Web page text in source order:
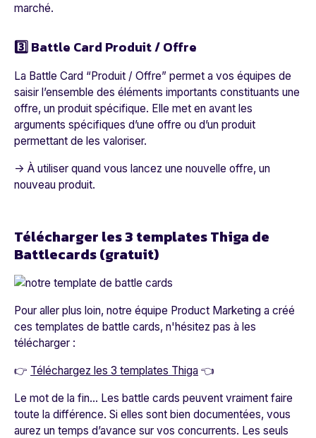
marché.
3️⃣ Battle Card Produit / Offre
La Battle Card “Produit / Offre” permet a vos équipes de
saisir l’ensemble des éléments importants constituants une
offre, un produit spécifique. Elle met en avant les
arguments spécifiques d’une offre ou d’un produit
permettant de les valoriser.
→ À utiliser quand vous lancez une nouvelle offre, un
nouveau produit.
Télécharger les 3 templates Thiga de
Battlecards (gratuit)
Pour aller plus loin, notre équipe Product Marketing a créé
ces templates de battle cards, n'hésitez pas à les
télécharger :
👉 Téléchargez les 3 templates Thiga 👈
Le mot de la fin… Les battle cards peuvent vraiment faire
toute la différence. Si elles sont bien documentées, vous
aurez un temps d’avance sur vos concurrents. Les seuls